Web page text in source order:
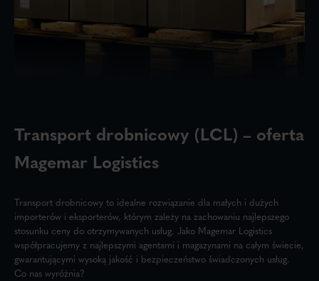
Transport drobnicowy (LCL) – oferta
Magemar Logistics
Transport drobnicowy to idealne rozwiązanie dla małych i dużych
importerów i eksporterów, którym zależy na zachowaniu najlepszego
stosunku ceny do otrzymywanych usług. Jako Magemar Logistics
współpracujemy z najlepszymi agentami i magazynami na całym świecie,
gwarantującymi wysoką jakość i bezpieczeństwo świadczonych usług.
Co nas wyróżnia?